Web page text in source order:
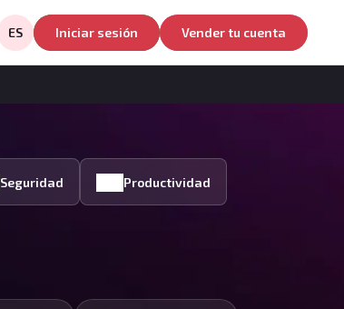
ES Iniciar sesión Vender tu cuenta
Seguridad Productividad